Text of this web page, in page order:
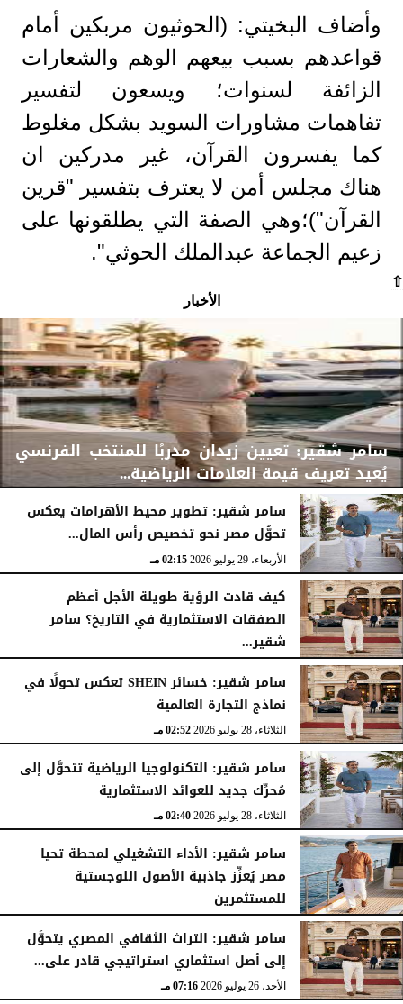
وأضاف البخيتي: (الحوثيون مربكين أمام
قواعدهم بسبب بيعهم الوهم والشعارات
الزائفة لسنوات؛ ويسعون لتفسير
تفاهمات مشاورات السويد بشكل مغلوط
كما يفسرون القرآن، غير مدركين ان
هناك مجلس أمن لا يعترف بتفسير "قرين
القرآن")؛وهي الصفة التي يطلقونها على
زعيم الجماعة عبدالملك الحوثي".
⇧
الأخبار
سامر شقير: تعيين زيدان مدربًا للمنتخب الفرنسي
يُعيد تعريف قيمة العلامات الرياضية...
الأربعاء، 29 يوليو 2026 02:25 مـ
سامر شقير: تطوير محيط الأهرامات يعكس
تحوُّل مصر نحو تخصيص رأس المال...
الأربعاء، 29 يوليو 2026 02:15 مـ
كيف قادت الرؤية طويلة الأجل أعظم
الصفقات الاستثمارية في التاريخ؟ سامر
شقير...
الثلاثاء، 28 يوليو 2026 03:49 مـ
سامر شقير: خسائر SHEIN تعكس تحولًا في
نماذج التجارة العالمية
الثلاثاء، 28 يوليو 2026 02:52 مـ
سامر شقير: التكنولوجيا الرياضية تتحوَّل إلى
مُحرِّك جديد للعوائد الاستثمارية
الثلاثاء، 28 يوليو 2026 02:40 مـ
سامر شقير: الأداء التشغيلي لمحطة تحيا
مصر يُعزِّز جاذبية الأصول اللوجستية
للمستثمرين
الأحد، 26 يوليو 2026 07:27 مـ
سامر شقير: التراث الثقافي المصري يتحوَّل
إلى أصل استثماري استراتيجي قادر على...
الأحد، 26 يوليو 2026 07:16 مـ